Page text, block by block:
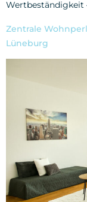
Wertbeständigkeit
Zentrale
Lüneburg